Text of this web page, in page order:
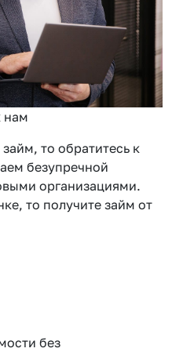
нам
то обратитесь к
безупречной
организациями.
то получите займ от
без